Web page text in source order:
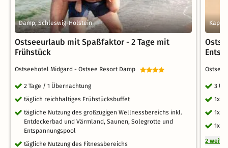
Damp, Schleswig-Holstein
Ostseeurlaub mit Spaßfaktor - 2 Tage mit
Frühstück
Ostseehotel Midgard - Ostsee Resort Damp
2 Tage / 1 Übernachtung
täglich reichhaltiges Frühstücksbuffet
tägliche Nutzung des großzügigen Wellnessbereichs inkl.
Entdeckerbad und Värmland, Saunen, Solegrotte und
Entspannungspool
tägliche Nutzung des Fitnessbereichs
3
1x
1x
1x
2